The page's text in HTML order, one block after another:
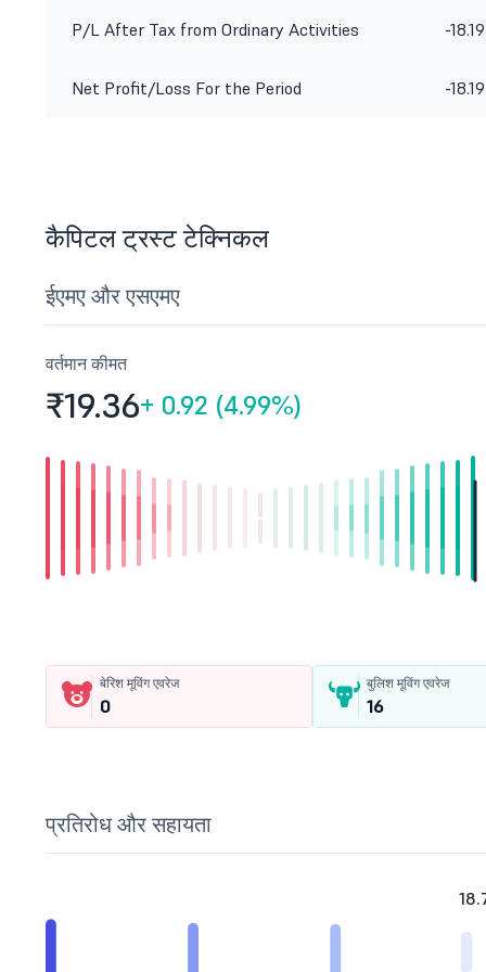
P/L After Tax from Ordinary Activities -18.19
Net Profit/Loss For the Period -18.19
कैपिटल ट्रस्ट टेक्निकल
ईएमए और एसएमए
वर्तमान कीमत
₹19.36+ 0.92 (4.99%)
बेरिश मूविंग एवरेज
0
बुलिश मूविंग एवरेज
16
प्रतिरोध और सहायता